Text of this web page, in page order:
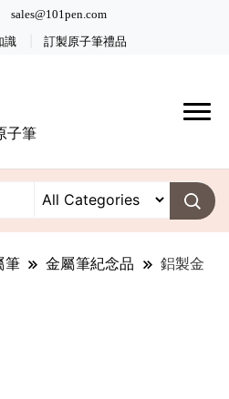
sales@101pen.com
識 訂製原子筆禮品
子筆
筆 金屬筆紀念品
鋁製金